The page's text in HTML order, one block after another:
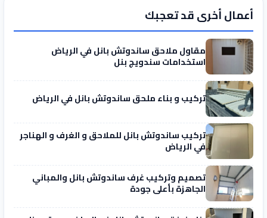
أعمال أخرى قد تعجبك
مقاول ملاحق ساندوتش بانل في الرياض
استخدامات سندويج بنل
تركيب و بناء ملحق ساندوتش بانل في الرياض
تركيب ساندوتش بانل للملاحق و الغرف و الهناجر
في الرياض
تصميم وتركيب غرف ساندوتش بانل والمباني
الجاهزة بأعلى جودة